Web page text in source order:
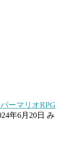
ーマリオRPG
年6月20日 み